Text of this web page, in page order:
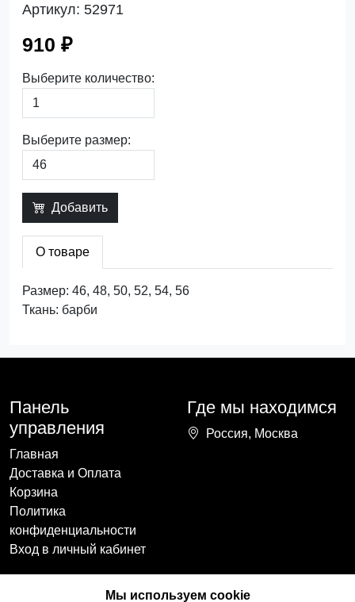
Артикул: 52971
910 ₽
Выберите количество:
Выберите размер:
Добавить
О товаре
Размер: 46, 48, 50, 52, 54, 56
Ткань: барби
Панель
управления
Главная
Доставка и Оплата
Корзина
Политика
конфиденциальности
Вход в личный кабинет
Где мы находимся
Россия, Москва
Мы используем cookie